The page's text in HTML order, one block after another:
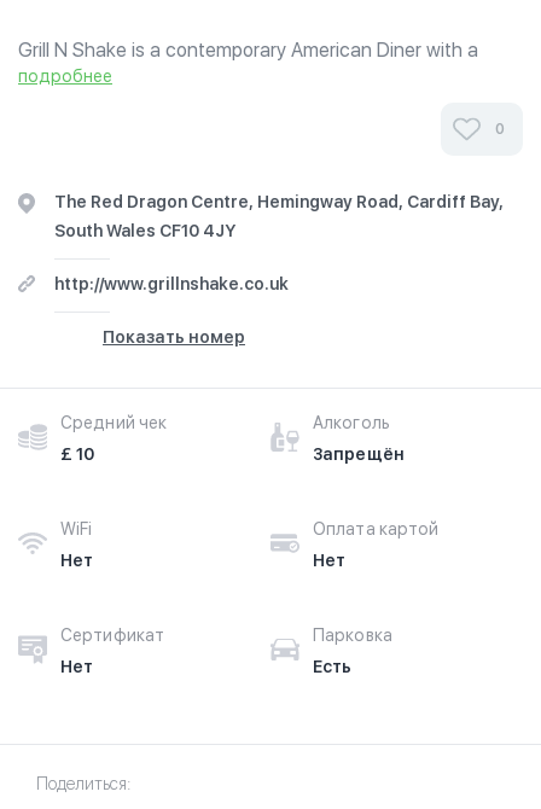
Grill N Shake is a contemporary American Diner with a
fusion twist of Gulf Mediterranean Grills, situated in the
подробнее
0
The Red Dragon Centre, Hemingway Road, Cardiff Bay,
South Wales CF10 4JY
http://www.grillnshake.co.uk
Показать номер
Средний чек
£ 10
Алкоголь
Запрещён
WiFi
Нет
Оплата картой
Нет
Сертификат
Нет
Парковка
Есть
Поделиться: